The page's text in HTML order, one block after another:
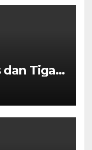
Tiga
Warga